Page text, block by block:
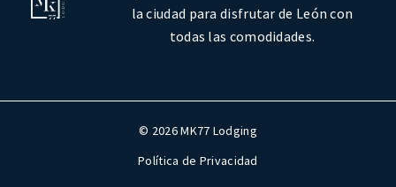
la ciudad para disfrutar de León con
todas las comodidades.
© 2026 MK77 Lodging
Política de Privacidad